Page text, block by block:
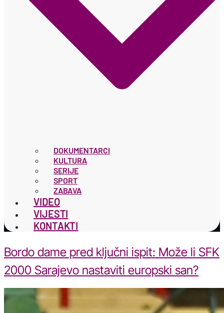
DOKUMENTARCI
KULTURA
SERIJE
SPORT
ZABAVA
VIDEO
VIJESTI
KONTAKTI
Bordo dame pred ključni ispit: Može li SFK
2000 Sarajevo nastaviti europski san?